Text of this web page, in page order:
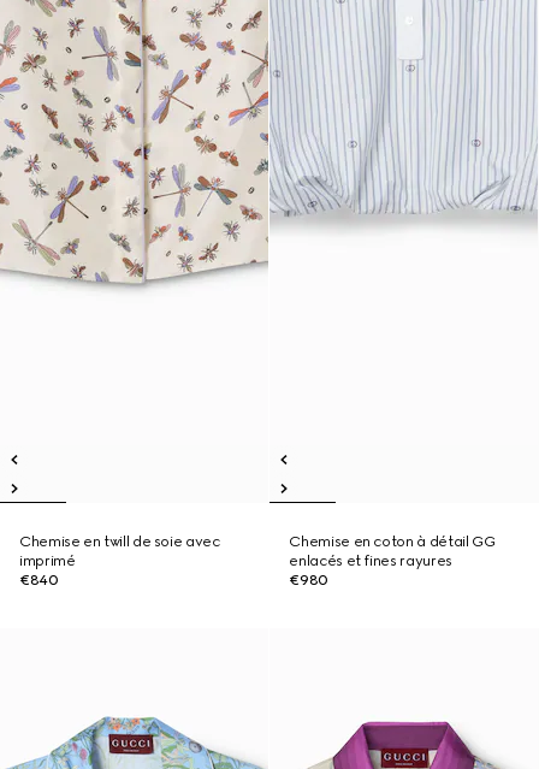
Chemise en twill de soie avec
imprimé
€840
Chemise en coton à détail GG
enlacés et fines rayures
€980